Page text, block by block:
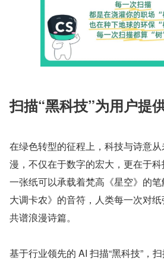
扫描“黑科技”为用户提
在绿色转型的征程上，科技与诗意
漫，不仅在于数字的宏大，更在于科
一张纸可以承载着梵高《星空》的
大调卡农》的音符，人类每一次对
共谱浪漫诗篇。
基于行业领先的 AI 扫描“黑科技”，